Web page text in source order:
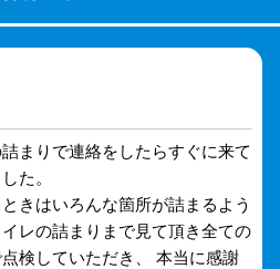
まりで連絡をしたらすぐに来て
た。
きはいろんな箇所が詰まるよう
レの詰まりまで見て頂き全ての
検していただき、 本当に感謝